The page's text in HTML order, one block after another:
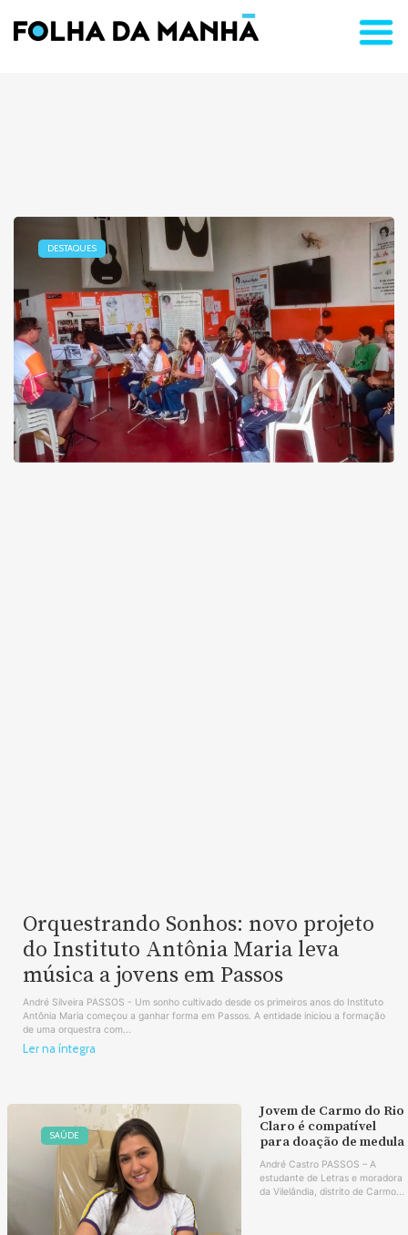
DESTAQUES
Orquestrando Sonhos: novo projeto
do Instituto Antônia Maria leva
música a jovens em Passos
André Silveira PASSOS - Um sonho cultivado desde os primeiros anos do Instituto
Antônia Maria começou a ganhar forma em Passos. A entidade iniciou a formação
de uma orquestra com...
Ler na íntegra
SAÚDE
Jovem de Carmo do Rio
Claro é compatível
para doação de medula
André Castro PASSOS – A
estudante de Letras e moradora
da Vilelândia, distrito de Carmo...